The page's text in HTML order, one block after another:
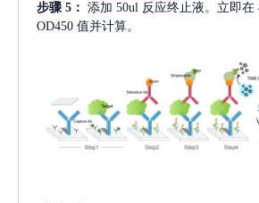
步骤 5： 添加 50ul 反应终止液。立即在
OD450 值并计算。